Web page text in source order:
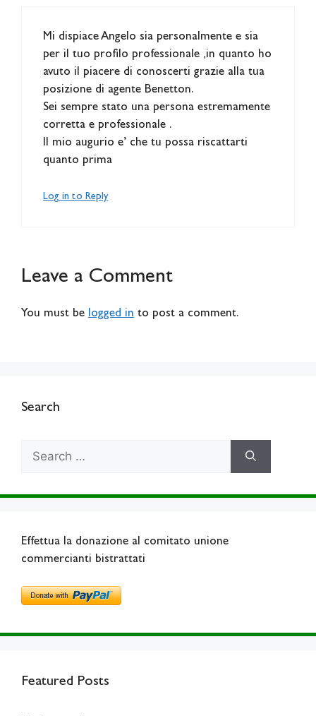
Mi dispiace Angelo sia personalmente e sia
per il tuo profilo professionale ,in quanto ho
avuto il piacere di conoscerti grazie alla tua
posizione di agente Benetton.
Sei sempre stato una persona estremamente
corretta e professionale .
Il mio augurio e’ che tu possa riscattarti
quanto prima
Log in to Reply
Leave a Comment
You must be logged in to post a comment.
Search
Effettua la donazione al comitato unione
commercianti bistrattati
Featured Posts